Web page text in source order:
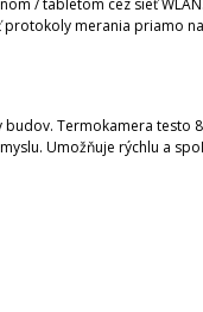
/ tabletom cez sieť WLAN.
merania priamo
budov. Termokamera testo
Umožňuje rýchlu a